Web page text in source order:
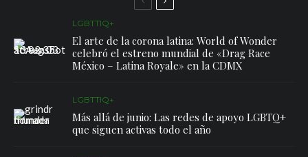
LGBTTIQ+
El arte de la corona latina: World of Wonder
celebró el estreno mundial de «Drag Race
México – Latina Royale» en la CDMX
LGBTTIQ+
Más allá de junio: Las redes de apoyo LGBTQ+
que siguen activas todo el año